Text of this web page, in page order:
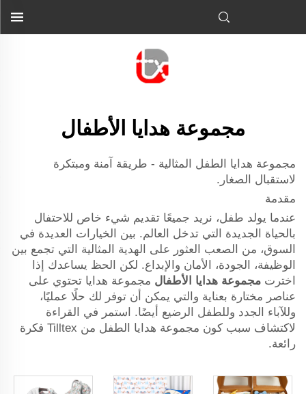
مجموعة هدايا الأطفال
مجموعة هدايا الطفل المثالية - طريقة آمنة ومبتكرة
لاستقبال الصغار.
مقدمة
عندما يولد طفل، نريد جميعًا تقديم شيء خاص للاحتفال
بالحياة الجديدة التي تدخل العالم. بين الخيارات العديدة في
السوق، من الصعب العثور على الهدية المثالية التي تجمع بين
الوظيفة، الجودة، الأمان والإبداع. لكن الحظ يساعدك إذا
اخترت مجموعة هدايا الأطفال مجموعة هدايا تحتوي على
عناصر مختارة بعناية والتي يمكن أن توفر لك حلًا عمليًا،
وللآباء الجدد وللطفل الرضيع أيضًا. استمر في القراءة
لاكتشاف سبب كون مجموعة هدايا الطفل من Tilltex فكرة
رائعة.